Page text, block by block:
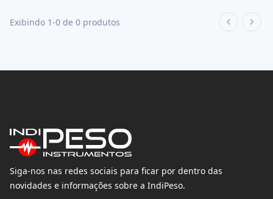
Exibindo 1-0 de 0 produtos
Siga-nos nas redes sociais para ficar por dentro das
novidades e informações sobre a IndiPeso.